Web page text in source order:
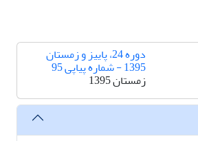
دوره 24، پاییز و زمستان
1395 - شماره پیاپی 95
زمستان 1395